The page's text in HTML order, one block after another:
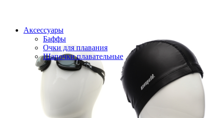
Аксессуары
Баффы
Очки для плавания
Шапочки плавательные